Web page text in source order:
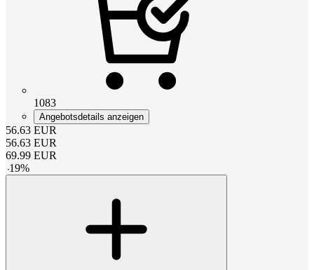
1083
Angebotsdetails anzeigen
56.63 EUR
56.63 EUR
69.99 EUR
-19%